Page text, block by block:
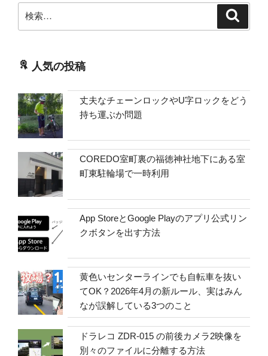
索:
人気の投稿
丈夫なチェーンロックやU字ロックをどう
持ち運ぶか問題
COREDO室町裏の福徳神社地下にある室
町東駐輪場で一時利用
App StoreとGoogle Playのアプリ公式リン
クボタンを出す方法
黄色いセンターラインでも自転車を抜い
てOK？2026年4月の新ルール、実はみん
なが誤解している3つのこと
ドラレコ ZDR-015 の前後カメラ2映像を
別々のファイルに分離する方法